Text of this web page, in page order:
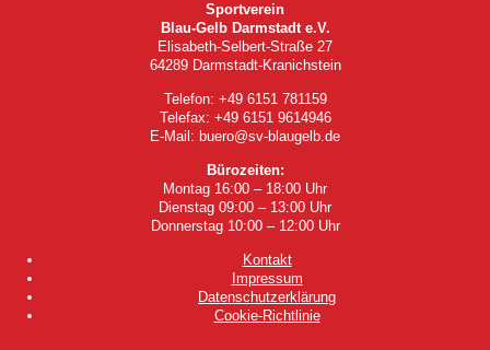
Sportverein
Blau-Gelb Darmstadt e.V.
Elisabeth-Selbert-Straße 27
64289 Darmstadt-Kranichstein
Telefon: +49 6151 781159
Telefax: +49 6151 9614946
E-Mail: buero@sv-blaugelb.de
Bürozeiten:
Montag 16:00 – 18:00 Uhr
Dienstag 09:00 – 13:00 Uhr
Donnerstag 10:00 – 12:00 Uhr
Kontakt
Impressum
Datenschutzerklärung
Cookie-Richtlinie